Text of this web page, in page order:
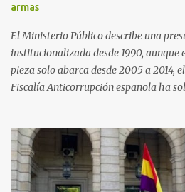
armas
El Ministerio Público describe una
institucionalizada desde 1990, aunque
pieza solo abarca desde 2005 a 2014,
Fiscalía Anticorrupción española ha
Arabia Saudita a través de la empresa
disuelta. El fiscal Conrado Saiz
conclusiones cómo la empresa pública